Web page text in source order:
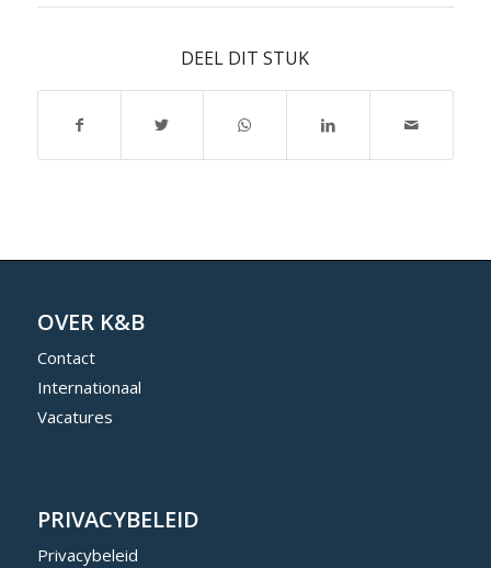
DEEL DIT STUK
OVER K&B
Contact
Internationaal
Vacatures
PRIVACYBELEID
Privacybeleid